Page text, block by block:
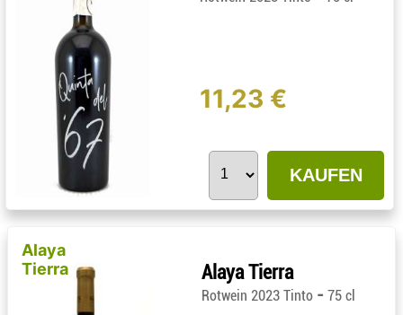
11,23 €
KAUFEN
Alaya
Tierra
Alaya Tierra
Rotwein 2023 Tinto - 75 cl